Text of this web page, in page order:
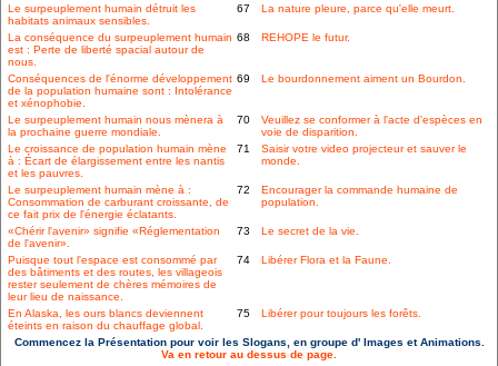
Le surpeuplement humain détruit les
habitats animaux sensibles.
67 La nature pleure, parce qu'elle meurt.
La conséquence du surpeuplement humain
est : Perte de liberté spacial autour de
nous.
68 REHOPE le futur.
Conséquences de l'énorme développement
de la population humaine sont : Intolérance
et xénophobie.
69 Le bourdonnement aiment un Bourdon.
Le surpeuplement humain nous mènera à
la prochaine guerre mondiale.
70
Veuillez se conformer à l'acte d'espèces en
voie de disparition.
Le croissance de population humain mène
à : Écart de élargissement entre les nantis
et les pauvres.
71
Saisir votre video projecteur et sauver le
monde.
Le surpeuplement humain mène à :
Consommation de carburant croissante, de
ce fait prix de l'énergie éclatants.
72
Encourager la commande humaine de
population.
«Chérir l'avenir» signifie «Réglementation
de l'avenir».
73 Le secret de la vie.
Puisque tout l'espace est consommé par
des bâtiments et des routes, les villageois
rester seulement de chères mémoires de
leur lieu de naissance.
74 Libérer Flora et la Faune.
En Alaska, les ours blancs deviennent
éteints en raison du chauffage global.
75 Libérer pour toujours les forêts.
Commencez la Présentation pour voir les Slogans, en groupe d' Images et Animations.
Va en retour au dessus de page.